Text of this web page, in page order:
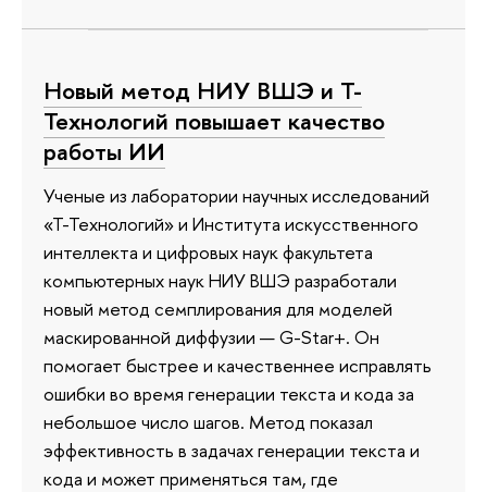
Новый метод НИУ ВШЭ и Т-
Технологий повышает качество
работы ИИ
Ученые из лаборатории научных исследований
«Т-Технологий» и Института искусственного
интеллекта и цифровых наук факультета
компьютерных наук НИУ ВШЭ разработали
новый метод семплирования для моделей
маскированной диффузии — G-Star+. Он
помогает быстрее и качественнее исправлять
ошибки во время генерации текста и кода за
небольшое число шагов. Метод показал
эффективность в задачах генерации текста и
кода и может применяться там, где